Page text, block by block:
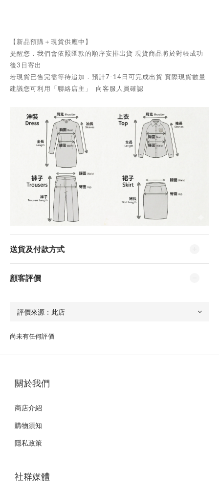
【新品預購＋現貨供應中】
提醒您．我們會依照匯款的順序安排出貨 現貨商品將於對帳成功
後3日寄出
若現貨已售完需等待追加．預計7-14日可完成出貨 實際現貨數量
建議您可利用「聯絡店主」 向客服人員確認
送貨及付款方式
顧客評價
尚未有任何評價
關於我們
商店介紹
購物須知
隱私政策
社群媒體